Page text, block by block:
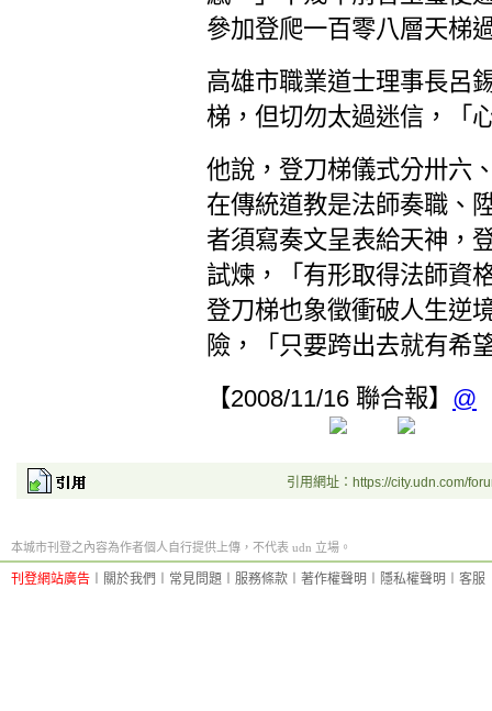
參加登爬一百零八層天梯
高雄市職業道士理事長呂
梯，但切勿太過迷信，「
他說，登刀梯儀式分卅六
在傳統道教是法師奏職、
者須寫奏文呈表給天神，
試煉，「有形取得法師資
登刀梯也象徵衝破人生逆
險，「只要跨出去就有希
【2008/11/16 聯合報】 @
引用網址：https://city.udn.com/
本城市刊登之內容為作者個人自行提供上傳，不代表 udn 立場。
刊登網站廣告 關於我們 常見問題 服務條款 著作權聲明 隱私權聲明 客服